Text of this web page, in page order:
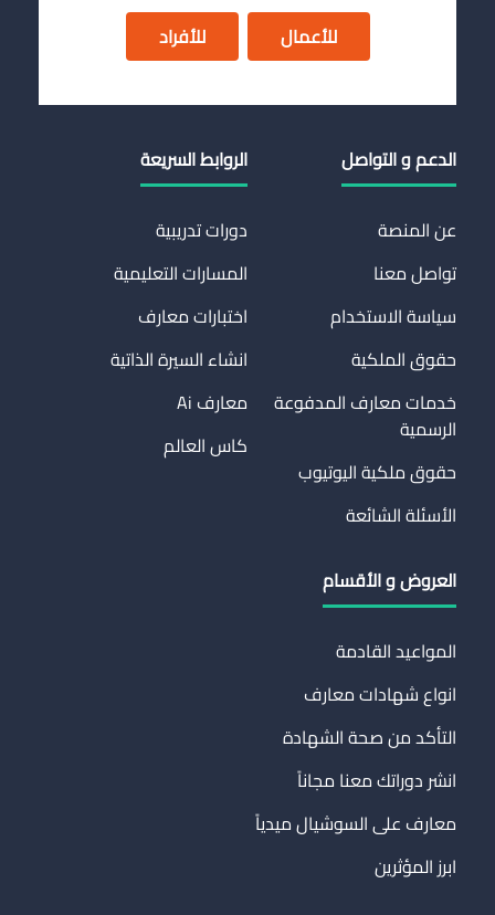
للأعمال للأفراد
الدعم و التواصل
عن المنصة
تواصل معنا
سياسة الاستخدام
حقوق الملكية
خدمات معارف المدفوعة
الرسمية
حقوق ملكية اليوتيوب
الأسئلة الشائعة
الروابط السريعة
دورات تدريبية
المسارات التعليمية
اختبارات معارف
انشاء السيرة الذاتية
معارف Ai
كاس العالم
العروض و الأقسام
المواعيد القادمة
انواع شهادات معارف
التأكد من صحة الشهادة
انشر دوراتك معنا مجاناً
معارف على السوشيال ميدياً
ابرز المؤثرين